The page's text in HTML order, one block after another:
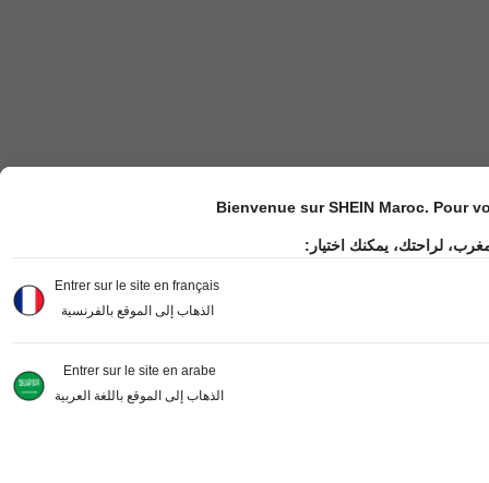
Bienvenue sur SHEIN Maroc. Pour
لراحتك، يمكنك اختيار:
Entrer sur le site en français
الذهاب إلى الموقع بالفرنسية
Entrer sur le site en arabe
الذهاب إلى الموقع باللغة العربية